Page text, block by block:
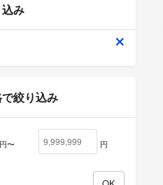
み
絞り込み
円〜 円